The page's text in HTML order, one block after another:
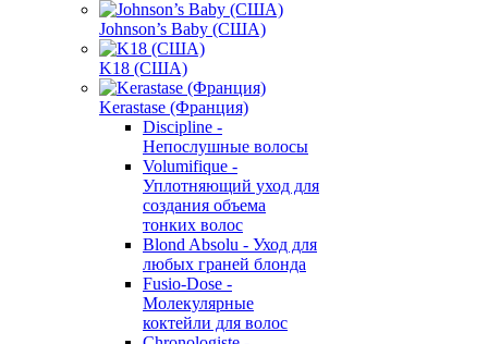
Johnson’s Baby (США)
K18 (США)
Kerastase (Франция)
Discipline -
Непослушные волосы
Volumifique -
Уплотняющий уход для
создания объема
тонких волос
Blond Absolu - Уход для
любых граней блонда
Fusio-Dose -
Молекулярные
коктейли для волос